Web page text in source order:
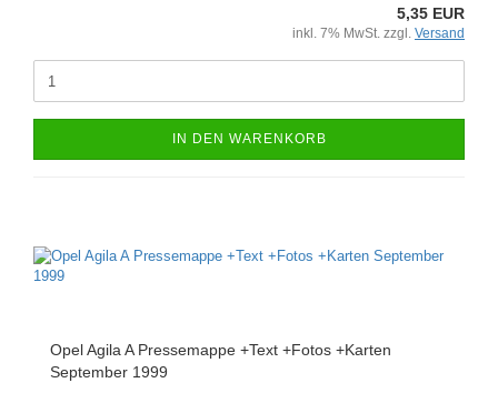
5,35 EUR
inkl. 7% MwSt. zzgl. Versand
IN DEN WARENKORB
Opel Agila A Pressemappe +Text +Fotos +Karten
September 1999